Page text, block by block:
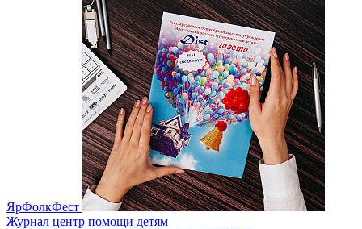
ЯрФолкФест
Журнал центр помощи детям